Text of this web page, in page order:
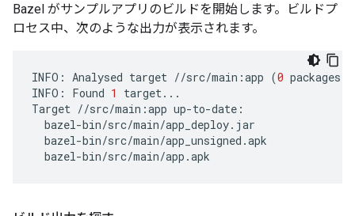
Bazel がサンプルアプリのビルドを開始します。ビルドプ
ロセス中、次のような出力が表示されます。
INFO: Analysed target //src/main:app (0 packages
INFO:
Found 1
target...
Target //src/main:app